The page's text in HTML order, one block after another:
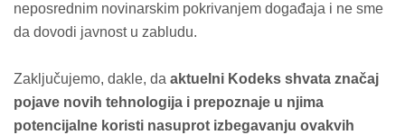
neposrednim novinarskim pokrivanjem događaja i ne sme
da dovodi javnost u zabludu.
Zaključujemo, dakle, da aktuelni Kodeks shvata značaj
pojave novih tehnologija i prepoznaje u njima
potencijalne koristi nasuprot izbegavanju ovakvih